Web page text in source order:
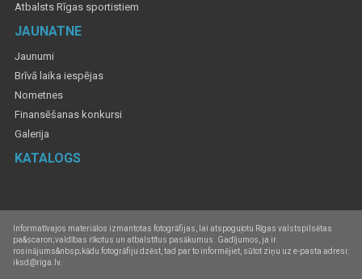
Atbalsts Rīgas sportistiem
JAUNATNE
Jaunumi
Brīvā laika iespējas
Nometnes
Finansēšanas konkursi
Galerija
KATALOGS
Informatīvajos materiālos izmantotas fotogrāfijas, lai atspoguļotu Rīgas valstspilsētas
pa&scaron;valdības rīkotus un atbalstītus pasākumus. Gadījumos, ja ir
rosinājums&nbsp;kādu fotogrāfiju dzēst, tad par to informējiet, sūtot ziņu uz e-pasta adresi:
iksd@riga.lv.